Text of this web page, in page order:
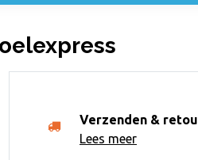
Verzenden &
Lees meer